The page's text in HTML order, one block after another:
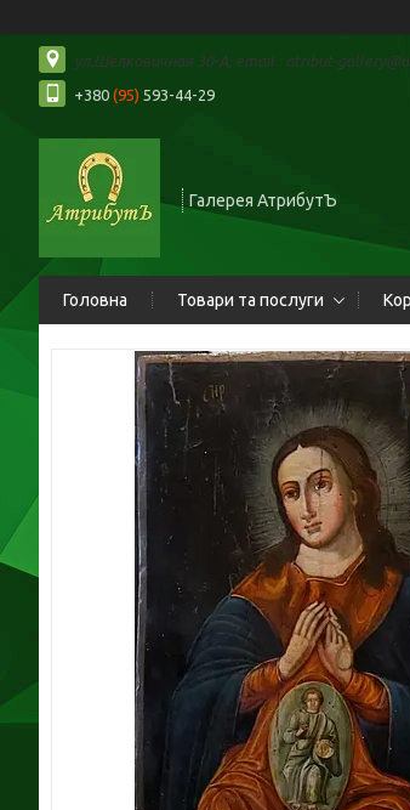
ул.Шелковичная 30-А, email : atribut-
+380 (95) 593-44-29
Галерея АтрибутЪ
Головна Товари та послуги